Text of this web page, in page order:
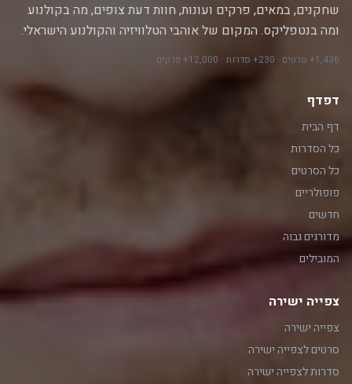
שחקנים, במאים, פרקים ועונות, חוות דעת צופים, מה בקולנוע
ומה בנטפליקס. המקום של אוהבי הטלוויזיה והקולנוע הישראלי.
1,436+ סרטים · 230+ סדרות · 12,000+ פרקים
דפדף
דף הבית
כל הסדרות
כל הסרטים
פופולריים
חדשים
מדורגים גבוה
המובילים
צפייה ישירה
צפייה ישירה
סרטים לצפייה ישירה
סדרות לצפייה ישירה